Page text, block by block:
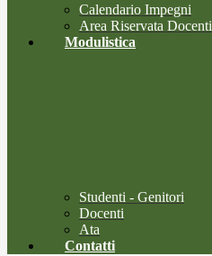
Calendario Impegni
Area Riservata Docenti
Modulistica
Studenti - Genitori
Docenti
Ata
Contatti